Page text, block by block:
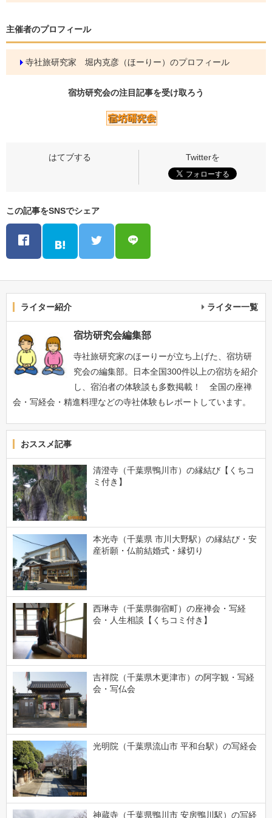
主催者のプロフィール
寺社旅研究家 堀内克彦（ほーりー）のプロフィール
宿坊研究会の注目記事を受け取ろう
この記事をSNSでシェア
ライター紹介 ライター一覧
宿坊研究会編集部
寺社旅研究家のほーりーが立ち上げた、宿坊研
究会の編集部。日本全国300件以上の宿坊を紹介
し、宿泊者の体験談も多数掲載！ 全国の座禅
会・写経会・精進料理などの寺社体験もレポートしています。
おススメ記事
清澄寺（千葉県鴨川市）の縁結び【くちコ
ミ付き】
本光寺（千葉県 市川大野駅）の縁結び・安
産祈願・仏前結婚式・縁切り
西琳寺（千葉県御宿町）の座禅会・写経
会・人生相談【くちコミ付き】
吉祥院（千葉県木更津市）の阿字観・写経
会・写仏会
光明院（千葉県流山市 平和台駅）の写経会
神蔵寺（千葉県鴨川市 安房鴨川駅）の写経